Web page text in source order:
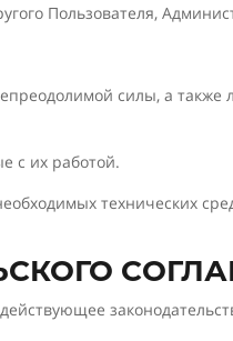
Пользователя,
силы, а также
с их работой.
технических